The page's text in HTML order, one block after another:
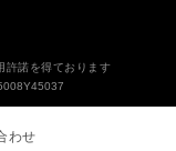
許諾を得ております
わせ